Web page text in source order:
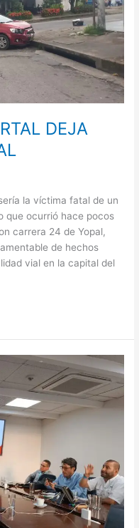
DEJA
la víctima fatal de un
que ocurrió hace pocos
carrera 24 de Yopal,
de hechos
vial en la capital del